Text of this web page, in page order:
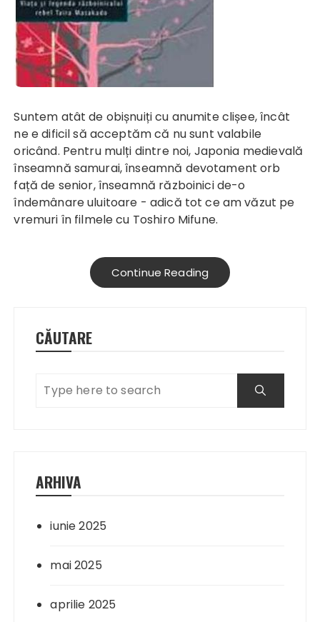
Suntem atât de obișnuiți cu anumite clișee, încât
ne e dificil să acceptăm că nu sunt valabile
oricând. Pentru mulți dintre noi, Japonia medievală
înseamnă samurai, înseamnă devotament orb
față de senior, înseamnă războinici de-o
îndemânare uluitoare - adică tot ce am văzut pe
vremuri în filmele cu Toshiro Mifune.
Continue Reading
CĂUTARE
ARHIVA
iunie 2025
mai 2025
aprilie 2025